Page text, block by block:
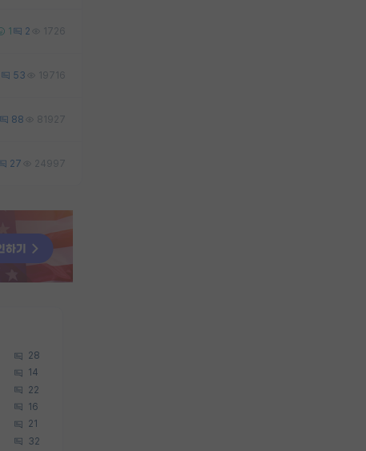
1 2 1726
53 19716
88 81927
27 24997
28
14
22
16
21
32